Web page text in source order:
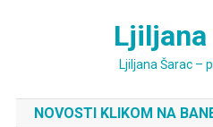
Ljiljana
Ljiljana Šarac –
NOVOSTI KLIKOM NA